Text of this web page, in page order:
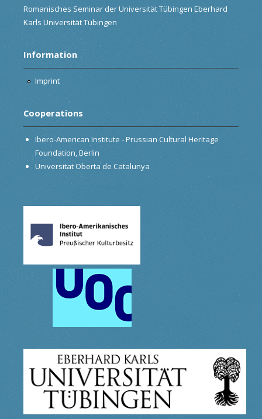
Romanisches Seminar der Universität Tübingen Eberhard
Karls Universität Tübingen
Information
Imprint
Cooperations
Ibero-American Institute - Prussian Cultural Heritage
Foundation, Berlin
Universitat Oberta de Catalunya